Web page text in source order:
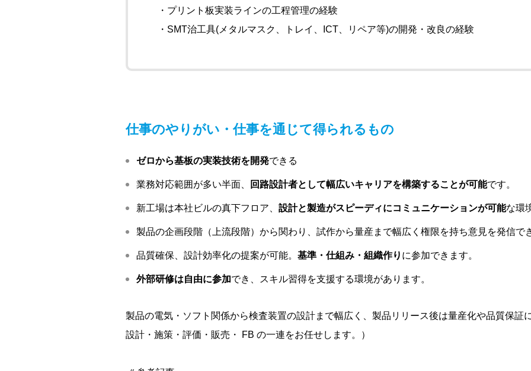
・プリント板実装ラインの工程管理の経験
・SMT治工具(メタルマスク、トレイ、ICT、リペア等)の開発・改良の経験
仕事のやりがい・仕事を通じて得られるもの
ゼロから基板の実装技術を開発できる
業務対応範囲が多い半面、 回路設計者として幅広いキャリアを構築することが可能です。
新工場は本社ビルの真下フロア、 設計と製造がスピーディにコミュニケーションが可能な環
製品の企画段階（上流段階）から関わり、試作から量産まで幅広く権限を持ち意見を発信で
品質確保、設計効率化の提案が可能。 基準・仕組み・組織作り に参加できます。
外部研修は自由に参加でき、スキル習得を支援する環境があります。
製品の電気・ソフト関係から検査装置の設計まで幅広く、製品リリース後は量産化や品質保証
設計・施策・評価・販売・ FB の一連をお任せします。）